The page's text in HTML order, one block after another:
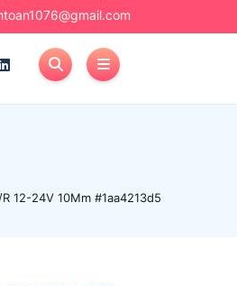
12-24V 10Mm #1aa4213d5